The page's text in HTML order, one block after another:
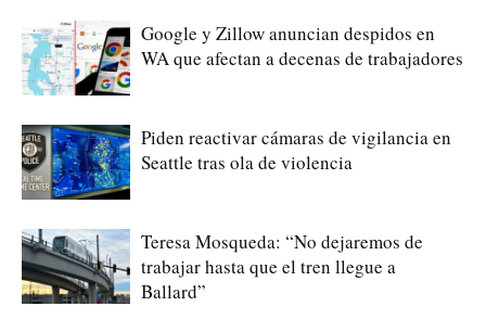
Google y Zillow anuncian despidos en
WA que afectan a decenas de trabajadores
Piden reactivar cámaras de vigilancia en
Seattle tras ola de violencia
Teresa Mosqueda: “No dejaremos de
trabajar hasta que el tren llegue a
Ballard”